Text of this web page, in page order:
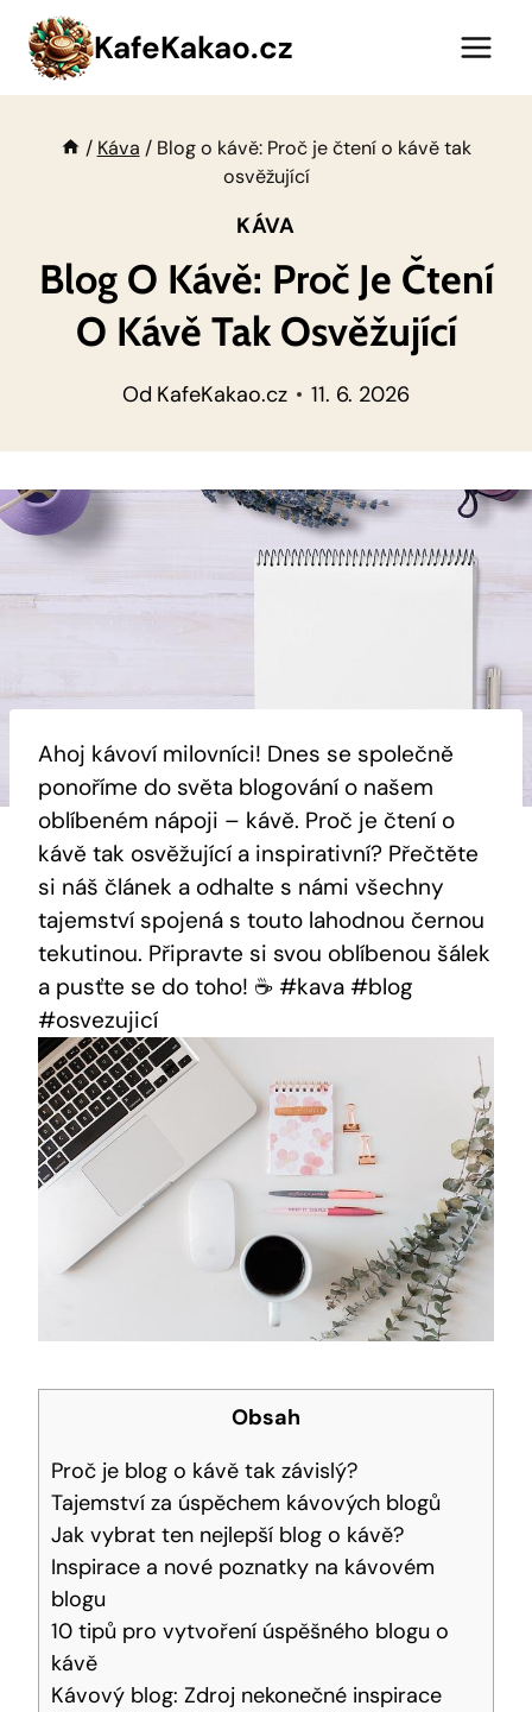
Přeskočit
obsah
KafeKakao.cz
/ Káva / Blog o kávě: Proč je čtení o kávě tak
osvěžující
KÁVA
Blog O Kávě: Proč Je Čtení
O Kávě Tak Osvěžující
Od KafeKakao.cz 11. 6. 2026
Ahoj kávoví milovníci! Dnes se společně
ponoříme do světa blogování o našem
oblíbeném nápoji – kávě. Proč je čtení o
kávě tak osvěžující a inspirativní? Přečtěte
si náš článek a odhalte s námi všechny
tajemství spojená s touto lahodnou černou
tekutinou. Připravte si svou oblíbenou šálek
a pusťte se do toho! ☕️ #kava #blog
#osvezujicí
Obsah
Proč je blog o kávě tak závislý?
Tajemství za úspěchem kávových blogů
Jak vybrat ten nejlepší blog o kávě?
Inspirace a nové poznatky na kávovém
blogu
10 tipů pro vytvoření úspěšného blogu o
kávě
Kávový blog: Zdroj nekonečné inspirace